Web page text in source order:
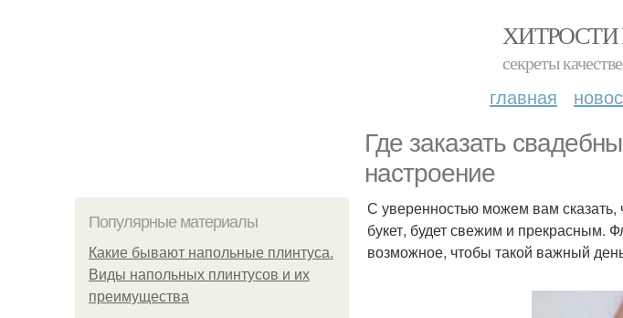
секреты
главная
Где заказать
настроение
Популярные материалы
Какие бывают напольные плинтуса.
Виды напольных плинтусов и их
преимущества
С уверенностью можем вам сказать,
букет, будет свежим и прекрасным.
возможное, чтобы такой важный